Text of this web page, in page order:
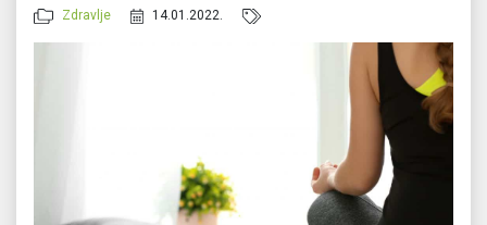
Zdravlje 14.01.2022.